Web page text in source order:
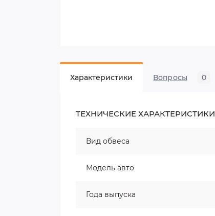
Характеристики Вопросы 0
ТЕХНИЧЕСКИЕ ХАРАКТЕРИСТИКИ
Вид обвеса
Модель авто
Года выпуска